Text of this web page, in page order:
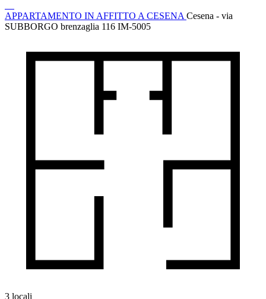
APPARTAMENTO IN AFFITTO A CESENA Cesena - via
SUBBORGO brenzaglia 116 IM-5005
3 locali